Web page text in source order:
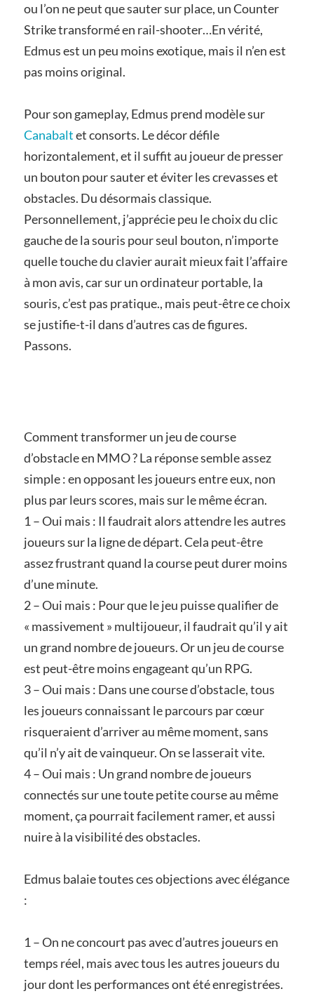
ou l’on ne peut que sauter sur place, un Counter
Strike transformé en rail-shooter…En vérité,
Edmus est un peu moins exotique, mais il n’en est
pas moins original.
Pour son gameplay, Edmus prend modèle sur
Canabaltet consorts. Le décor défile
horizontalement, et il suffit au joueur de presser
un bouton pour sauter et éviter les crevasses et
obstacles. Du désormais classique.
Personnellement, j’apprécie peu le choix du clic
gauche de la souris pour seul bouton, n’importe
quelle touche du clavier aurait mieux fait l’affaire
à mon avis, car sur un ordinateur portable, la
souris, c’est pas pratique., mais peut-être ce choix
se justifie-t-il dans d’autres cas de figures.
Passons.
Comment transformer un jeu de course
d’obstacle en MMO ? La réponse semble assez
simple : en opposant les joueurs entre eux, non
plus par leurs scores, mais sur le même écran.
1 – Oui mais : Il faudrait alors attendre les autres
joueurs sur la ligne de départ. Cela peut-être
assez frustrant quand la course peut durer moins
d’une minute.
2 – Oui mais : Pour que le jeu puisse qualifier de
« massivement » multijoueur, il faudrait qu’il y ait
un grand nombre de joueurs. Or un jeu de course
est peut-être moins engageant qu’un RPG.
3 – Oui mais : Dans une course d’obstacle, tous
les joueurs connaissant le parcours par cœur
risqueraient d’arriver au même moment, sans
qu’il n’y ait de vainqueur. On se lasserait vite.
4 – Oui mais : Un grand nombre de joueurs
connectés sur une toute petite course au même
moment, ça pourrait facilement ramer, et aussi
nuire à la visibilité des obstacles.
Edmus balaie toutes ces objections avec élégance
:
1 – On ne concourt pas avec d’autres joueurs en
temps réel, mais avec tous les autres joueurs du
jour dont les performances ont été enregistrées.